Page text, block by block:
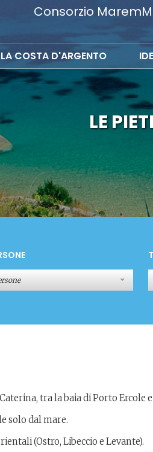
Consorzio
COSTA D'ARGENTO
LE
tra la baia di Porto Ercole
solo dal mare.
(Ostro, Libeccio e Levante).